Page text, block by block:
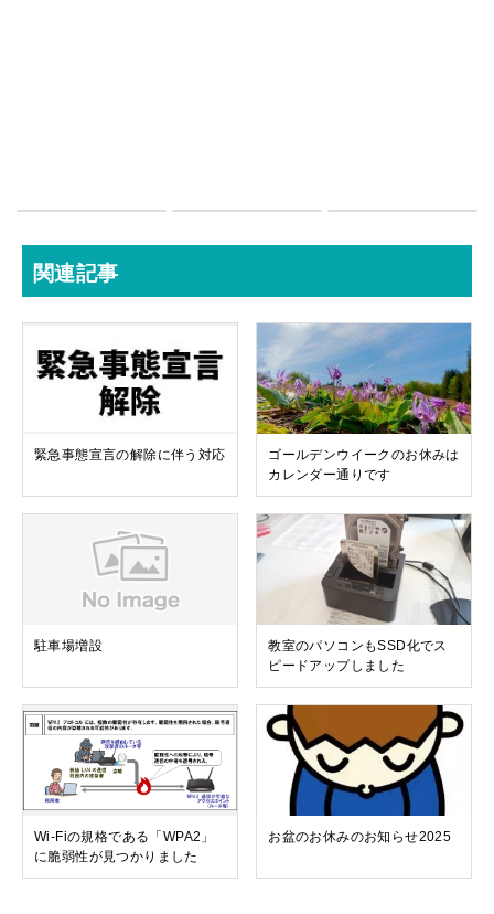
関連記事
緊急事態宣言の解除に伴う対応
ゴールデンウイークのお休みは
カレンダー通りです
駐車場増設
教室のパソコンもSSD化でス
ピードアップしました
Wi-Fiの規格である「WPA2」
に脆弱性が見つかりました
お盆のお休みのお知らせ2025